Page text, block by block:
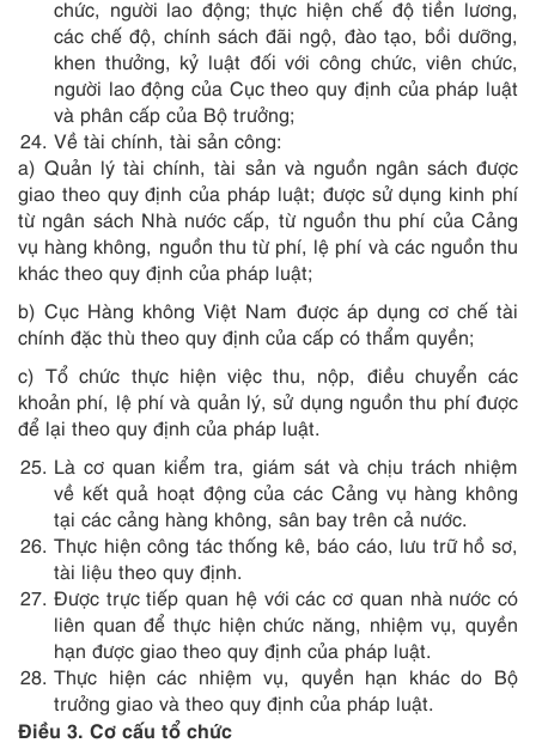
chức, người lao động; thực hiện chế độ tiền lương,
các chế độ, chính sách đãi ngộ, đào tạo, bồi dưỡng,
khen thưởng, kỷ luật đối với công chức, viên chức,
người lao động của Cục theo quy định của pháp luật
và phân cấp của Bộ trưởng;
Về tài chính, tài sản công:
a) Quản lý tài chính, tài sản và nguồn ngân sách được
giao theo quy định của pháp luật; được sử dụng kinh phí
từ ngân sách Nhà nước cấp, từ nguồn thu phí của Cảng
vụ hàng không, nguồn thu từ phí, lệ phí và các nguồn thu
khác theo quy định của pháp luật;
b) Cục Hàng không Việt Nam được áp dụng cơ chế tài
chính đặc thù theo quy định của cấp có thẩm quyền;
c) Tổ chức thực hiện việc thu, nộp, điều chuyển các
khoản phí, lệ phí và quản lý, sử dụng nguồn thu phí được
để lại theo quy định của pháp luật.
Là cơ quan kiểm tra, giám sát và chịu trách nhiệm
về kết quả hoạt động của các Cảng vụ hàng không
tại các cảng hàng không, sân bay trên cả nước.
Thực hiện công tác thống kê, báo cáo, lưu trữ hồ sơ,
tài liệu theo quy định.
Được trực tiếp quan hệ với các cơ quan nhà nước có
liên quan để thực hiện chức năng, nhiệm vụ, quyền
hạn được giao theo quy định của pháp luật.
Thực hiện các nhiệm vụ, quyền hạn khác do Bộ
trưởng giao và theo quy định của pháp luật.
Điều 3. Cơ cấu tổ chức